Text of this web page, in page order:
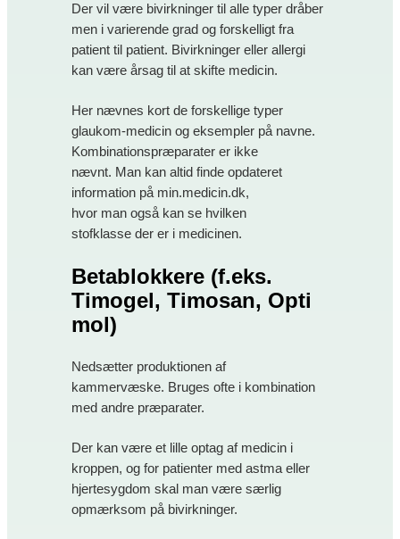
Der vil være bivirkninger til alle typer dråber
men i varierende grad og forskelligt fra
patient til patient. Bivirkninger eller allergi
kan være årsag til at skifte medicin.
Her nævnes kort de forskellige typer
glaukom-medicin og eksempler på navne.
Kombinationspræparater er ikke
nævnt. Man kan altid finde opdateret
information på min.medicin.dk,
hvor man også kan se hvilken
stofklasse der er i medicinen.
Betablokkere (f.eks.
Timogel, Timosan, Opti
mol)
Nedsætter produktionen af
kammervæske. Bruges ofte i kombination
med andre præparater.
Der kan være et lille optag af medicin i
kroppen, og for patienter med astma eller
hjertesygdom skal man være særlig
opmærksom på bivirkninger.